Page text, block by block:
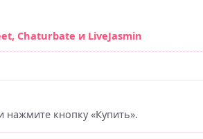
Chaturbate и LiveJasmin
нажмите кнопку «Купить».